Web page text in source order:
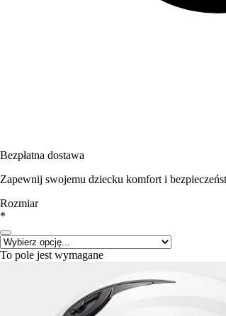
Bezpłatna dostawa
Zapewnij swojemu dziecku komfort i
Rozmiar
*
To pole jest wymagane